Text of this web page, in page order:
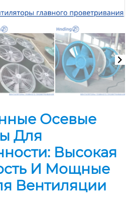
Осевые
Для
Высокая
И Мощные
Вентиляции